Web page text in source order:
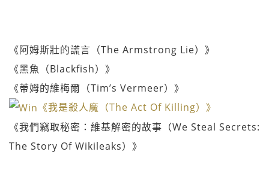
《阿姆斯壯的謊言（The Armstrong Lie）》
《黑魚（Blackfish）》
《蒂姆的維梅爾（Tim’s Vermeer）》
《我是殺人魔（The Act Of Killing）》
《我們竊取秘密：維基解密的故事（We Steal Secrets:
The Story Of Wikileaks）》